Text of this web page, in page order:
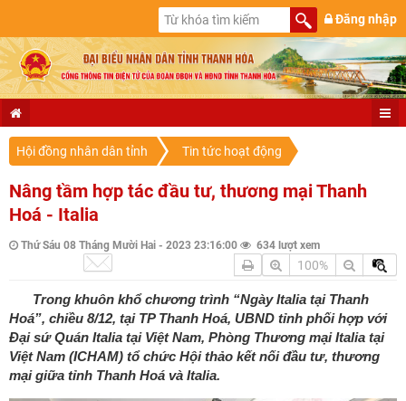
Đăng nhập
Hội đồng nhân dân tỉnh Tin tức hoạt động
Nâng tầm hợp tác đầu tư, thương mại Thanh
Hoá - Italia
Thứ Sáu 08 Tháng Mười Hai - 2023 23:16:00 634 lượt xem
100%
Trong khuôn khổ chương trình “Ngày Italia tại Thanh
Hoá”, chiều 8/12, tại TP Thanh Hoá, UBND tỉnh phối hợp với
Đại sứ Quán Italia tại Việt Nam, Phòng Thương mại Italia tại
Việt Nam (ICHAM) tổ chức Hội thảo kết nối đầu tư, thương
mại giữa tỉnh Thanh Hoá và Italia.